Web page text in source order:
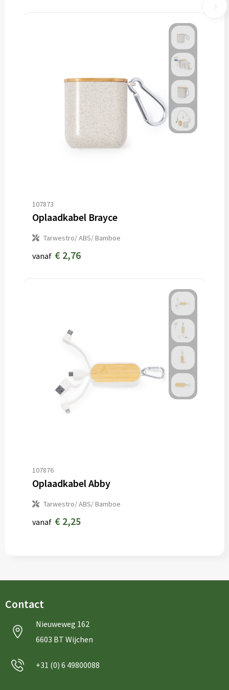
107873
Oplaadkabel Brayce
Tarwestro/ ABS/ Bamboe
vanaf € 2,76
107876
Oplaadkabel Abby
Tarwestro/ ABS/ Bamboe
vanaf € 2,25
Contact
Nieuweweg 162
6603 BT Wijchen
+31 (0) 6 49800088